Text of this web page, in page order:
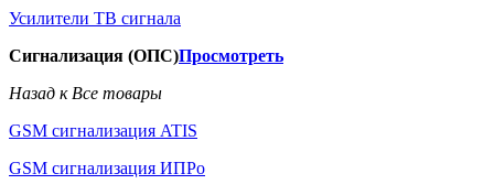
Усилители ТВ сигнала
Сигнализация (ОПС)Просмотреть
Назад к Все товары
GSM сигнализация ATIS
GSM сигнализация ИПРо